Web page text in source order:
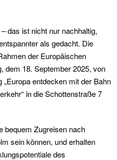
das ist nicht nur nachhaltig,
als gedacht. Die
der Europäischen
dem 18. September 2025, von
entdecken mit der Bahn
in die Schottenstraße 7
bequem Zugreisen nach
sein können, und erhalten
des